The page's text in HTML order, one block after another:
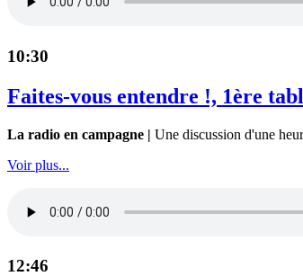
10:30
Faites-vous entendre !, 1ère
La radio en campagne | Une discussion d'une
Voir plus...
12:46